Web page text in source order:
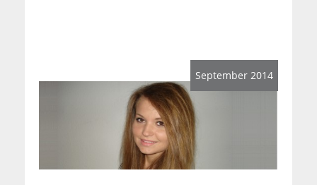
September 2014